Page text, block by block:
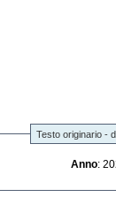
Testo originario -
Anno :